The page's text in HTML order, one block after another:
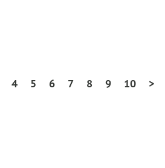
4 5 6 7 8 9 10 >